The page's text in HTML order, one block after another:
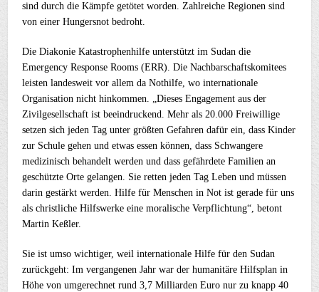
sind durch die Kämpfe getötet worden. Zahlreiche Regionen sind
von einer Hungersnot bedroht.
Die Diakonie Katastrophenhilfe unterstützt im Sudan die
Emergency Response Rooms (ERR). Die Nachbarschaftskomitees
leisten landesweit vor allem da Nothilfe, wo internationale
Organisation nicht hinkommen. „Dieses Engagement aus der
Zivilgesellschaft ist beeindruckend. Mehr als 20.000 Freiwillige
setzen sich jeden Tag unter größten Gefahren dafür ein, dass Kinder
zur Schule gehen und etwas essen können, dass Schwangere
medizinisch behandelt werden und dass gefährdete Familien an
geschützte Orte gelangen. Sie retten jeden Tag Leben und müssen
darin gestärkt werden. Hilfe für Menschen in Not ist gerade für uns
als christliche Hilfswerke eine moralische Verpflichtung“, betont
Martin Keßler.
Sie ist umso wichtiger, weil internationale Hilfe für den Sudan
zurückgeht: Im vergangenen Jahr war der humanitäre Hilfsplan in
Höhe von umgerechnet rund 3,7 Milliarden Euro nur zu knapp 40